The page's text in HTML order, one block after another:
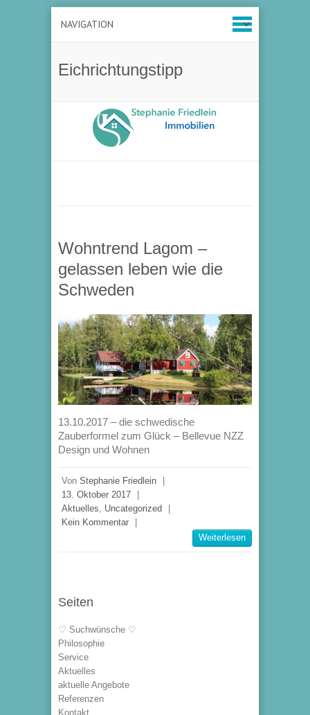
Eichrichtungstipp
Wohntrend Lagom –
gelassen leben wie die
Schweden
13.10.2017 – die schwedische
Zauberformel zum Glück – Bellevue NZZ
Design und Wohnen
Von Stephanie Friedlein
13. Oktober 2017
Aktuelles, Uncategorized
Kein Kommentar
Weiterlesen
Seiten
♡ Suchwünsche ♡
Philosophie
Service
Aktuelles
aktuelle Angebote
Referenzen
Kontakt